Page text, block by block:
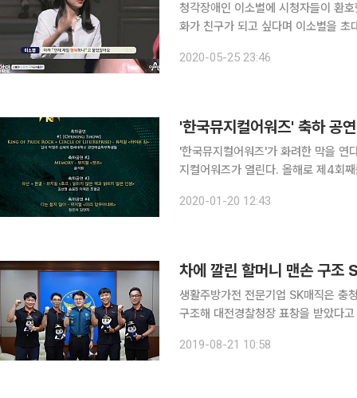
청각장애인 이소별에 시청자들이 환호했다. 25일 방송된 채널A '아이콘택트'에서는
화가 친구가 되고 싶다며 이소별을 초대했다. 이소별은 25살 청각장애인으로 3살
2020-05-25 23:46
'한국뮤지컬어워즈'가 화려한 막을 연다. 20일 오후 7시 블루스퀘어 인터파크홀에서 제4회
지컬어워즈가 열린다. 올해로 제4회째를 맞는 한국뮤지컬어워즈는 뮤지컬 현장에 종사하는 공연예
하며 축하하는 자리로 한국 뮤지컬 공
2020-01-20 12:43
차에 깔린 할머니 맨손 구조
생활주방가전 전문기업 SK매직은 충
구조해 대전경찰청장 표창을 받았다
하반신이 차에 깔려 꼼짝도 못 하는
2019-08-21 10:58